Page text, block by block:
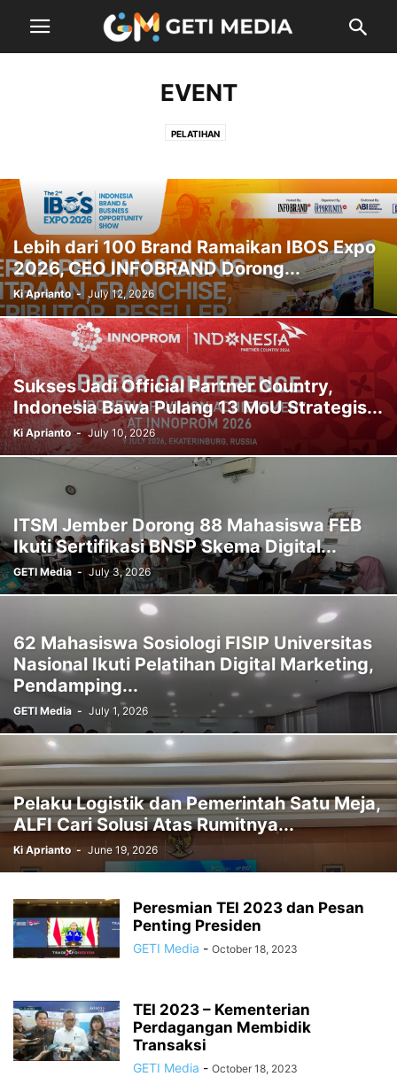
EVENT
PELATIHAN
Lebih dari 100 Brand Ramaikan IBOS Expo
2026, CEO INFOBRAND Dorong...
Ki Aprianto - July 12, 2026
Sukses Jadi Official Partner Country,
Indonesia Bawa Pulang 13 MoU Strategis...
Ki Aprianto - July 10, 2026
ITSM Jember Dorong 88 Mahasiswa FEB
Ikuti Sertifikasi BNSP Skema Digital...
GETI Media - July 3, 2026
62 Mahasiswa Sosiologi FISIP Universitas
Nasional Ikuti Pelatihan Digital Marketing,
Pendamping...
GETI Media - July 1, 2026
Pelaku Logistik dan Pemerintah Satu Meja,
ALFI Cari Solusi Atas Rumitnya...
Ki Aprianto - June 19, 2026
Peresmian TEI 2023 dan Pesan
Penting Presiden
GETI Media - October 18, 2023
TEI 2023 – Kementerian
Perdagangan Membidik
Transaksi
GETI Media - October 18, 2023